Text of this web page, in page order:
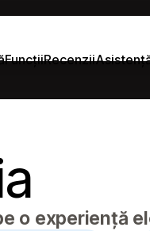
FuncțiiRecenzii
o experiență